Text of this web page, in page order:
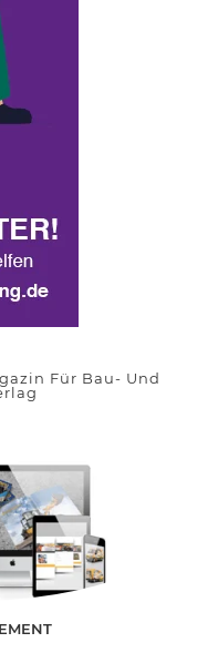
Für Bau- Und